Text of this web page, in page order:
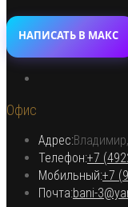
НАПИСАТЬ В МАКС
Офис
Адрес:
Телефон:+7
Мобильный:+7
Почта:bani-